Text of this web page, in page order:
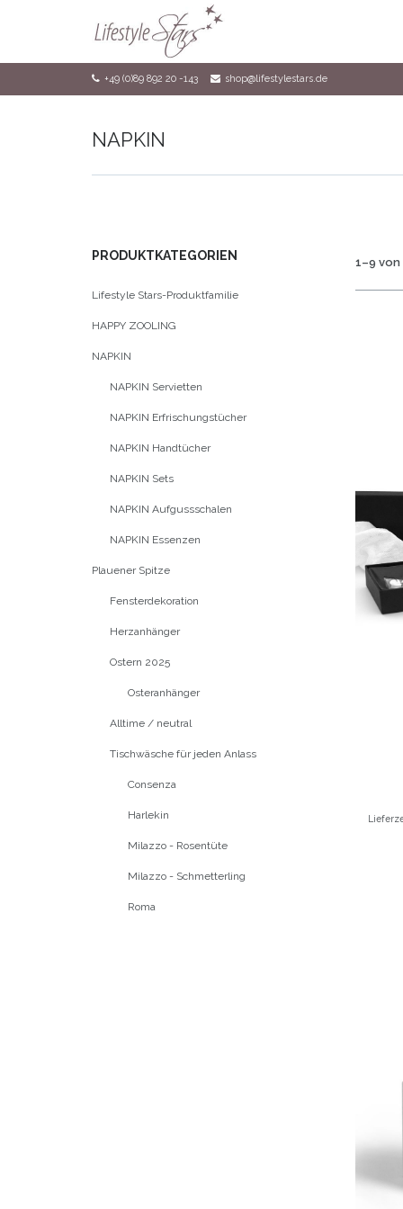
+49 (0)89 892 20 -143 shop@lifestylestars.de
NAPKIN
1–9
PRODUKTKATEGORIEN
Lifestyle Stars-Produktfamilie
HAPPY ZOOLING
NAPKIN
NAPKIN Servietten
NAPKIN Erfrischungstücher
NAPKIN Handtücher
NAPKIN Sets
NAPKIN Aufgussschalen
NAPKIN Essenzen
Plauener Spitze
Fensterdekoration
Herzanhänger
Ostern 2025
Osteranhänger
Alltime / neutral
Tischwäsche für jeden Anlass
Consenza
Harlekin
Milazzo - Rosentüte
Milazzo - Schmetterling
Roma